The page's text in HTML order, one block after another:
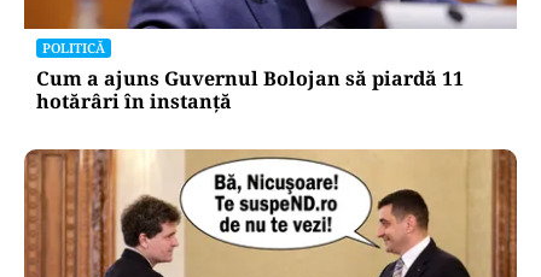
POLITICĂ
Cum a ajuns Guvernul Bolojan să piardă 11
hotărâri în instanță